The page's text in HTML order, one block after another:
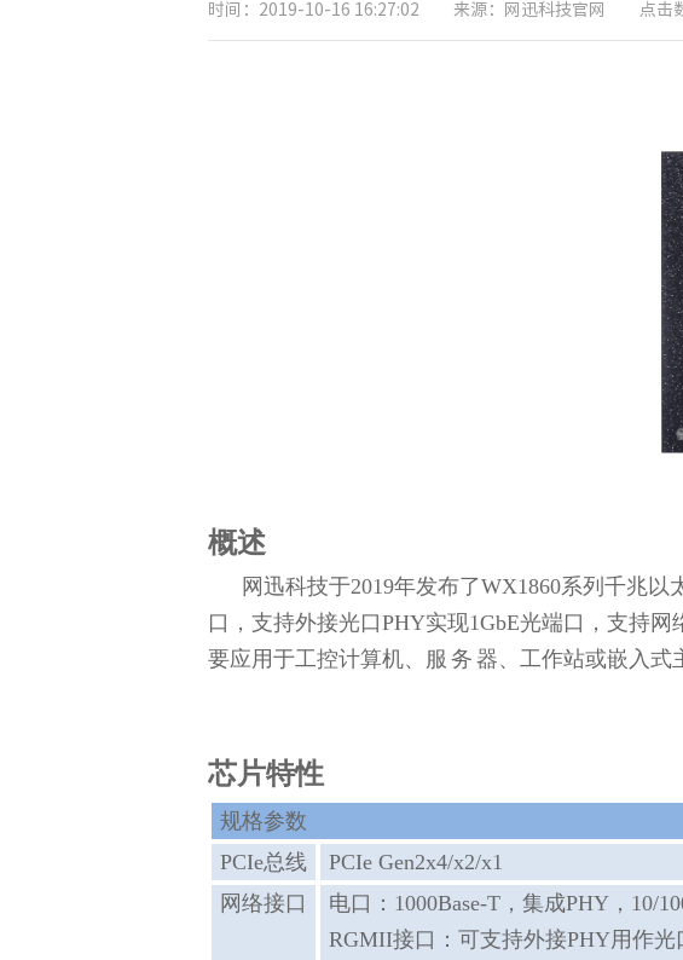
时间：2019-10-16 16:27:02 来源：网迅科技官网 点击
概述
网迅科技于2019年发布了WX1860系列千兆
口，支持外接光口PHY实现1GbE光端口，支持
要应用于工控计算机、服 务 器、工作站或嵌入式
芯片特性
规格参数
PCIe总线
PCIe Gen2x4/x2/x1
网络接口
电口：1000Base-T，集成PHY，10/
RGMII接口：可支持外接PHY用作光